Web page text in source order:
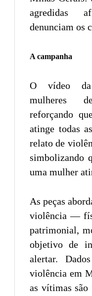
agredidas
denunciam os
A campanha
O vídeo da
mulheres
reforçando
atinge todas
relato de
simbolizando
uma mulher
As peças
violência —
patrimonial,
objetivo de
alertar.
violência em
as vítimas são